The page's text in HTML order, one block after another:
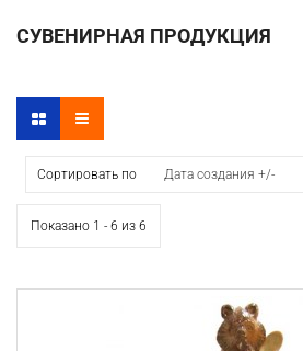
СУВЕНИРНАЯ ПРОДУКЦИЯ
Сортировать по Дата создания +/-
Показано 1 - 6 из 6